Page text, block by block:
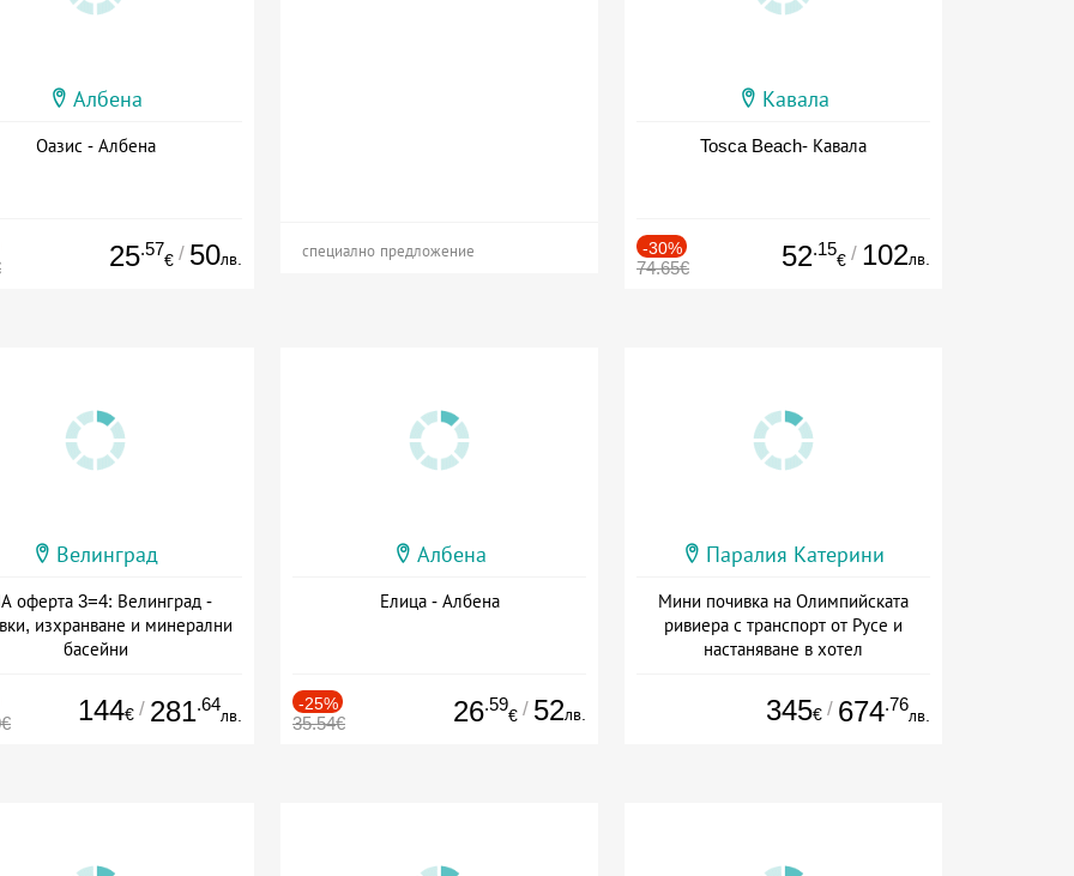
Албена
Оазис - Албена
25.57
€ / 50лв. специално предложение
Кавала
Tosca Beach- Кавала
-30%
74.65€ 52.15
€ / 102лв.
Велинград
оферта 3=4: Велинград -
изхранване и минерални
басейни
144€ / 281.64
лв.
Албена
Елица - Албена
-25%
35.54€ 26.59
€ / 52лв.
Паралия Катерини
Мини почивка на Олимпийската
ривиера с транспорт от Русе и
настаняване в хотел
345€ / 674.76
лв.